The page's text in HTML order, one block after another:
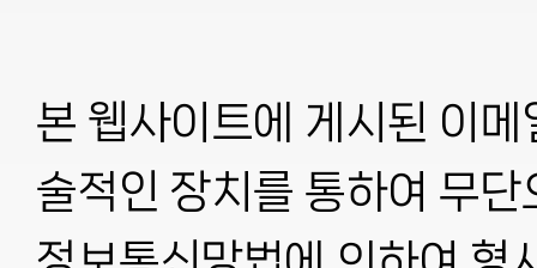
본 웹사이트에 게시된 이
술적인 장치를 통하여 무